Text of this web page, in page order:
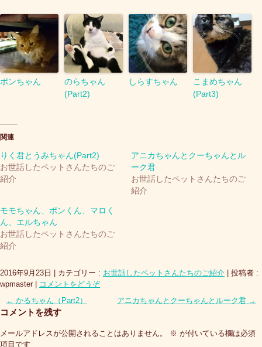
ポンちゃん
のらちゃん
(Part2)
しらすちゃん
こまめちゃん
(Part3)
関連
りく君とうみちゃん(Part2)
お世話したペットさんたちのご
紹介
アニカちゃんとクーちゃんとル
ーク君
お世話したペットさんたちのご
紹介
モモちゃん、ポンくん、マロく
ん、エルちゃん
お世話したペットさんたちのご
紹介
2016年9月23日 カテゴリー : お世話したペットさんたちのご紹介
投稿者 :
wpmaster
コメントをどうぞ
← かるちゃん（Part2） アニカちゃんとクーちゃんとルーク君 →
コメントを残す
メールアドレスが公開されることはありません。 ※ が付いている欄は必須
項目です